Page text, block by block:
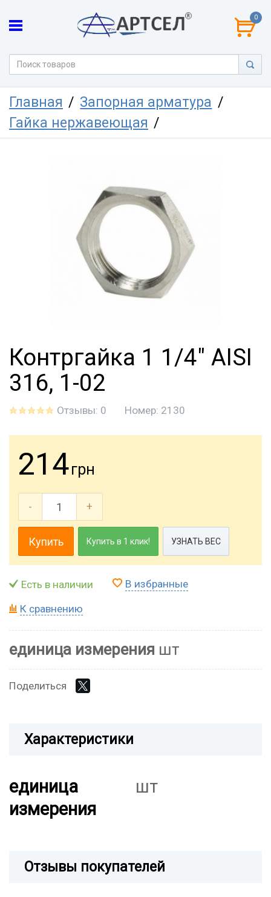
0
Главная
Запорная арматура
Гайка нержавеющая
Контргайка 1 1/4" AISI
316, 1-02
Отзывы: 0 Номер: 2130
214грн
- +
Купить Купить в 1 клик! УЗНАТЬ ВЕС
Есть в наличии В избранные
К сравнению
единица измерения шт
Поделиться
Характеристики
единица
измерения
шт
Отзывы покупателей